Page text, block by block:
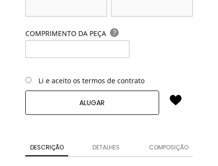
COMPRIMENTO DA PEÇA ?
Li e aceito os termos de contrato
ALUGAR
DESCRIÇÃO DETALHES COMPOSIÇÃO